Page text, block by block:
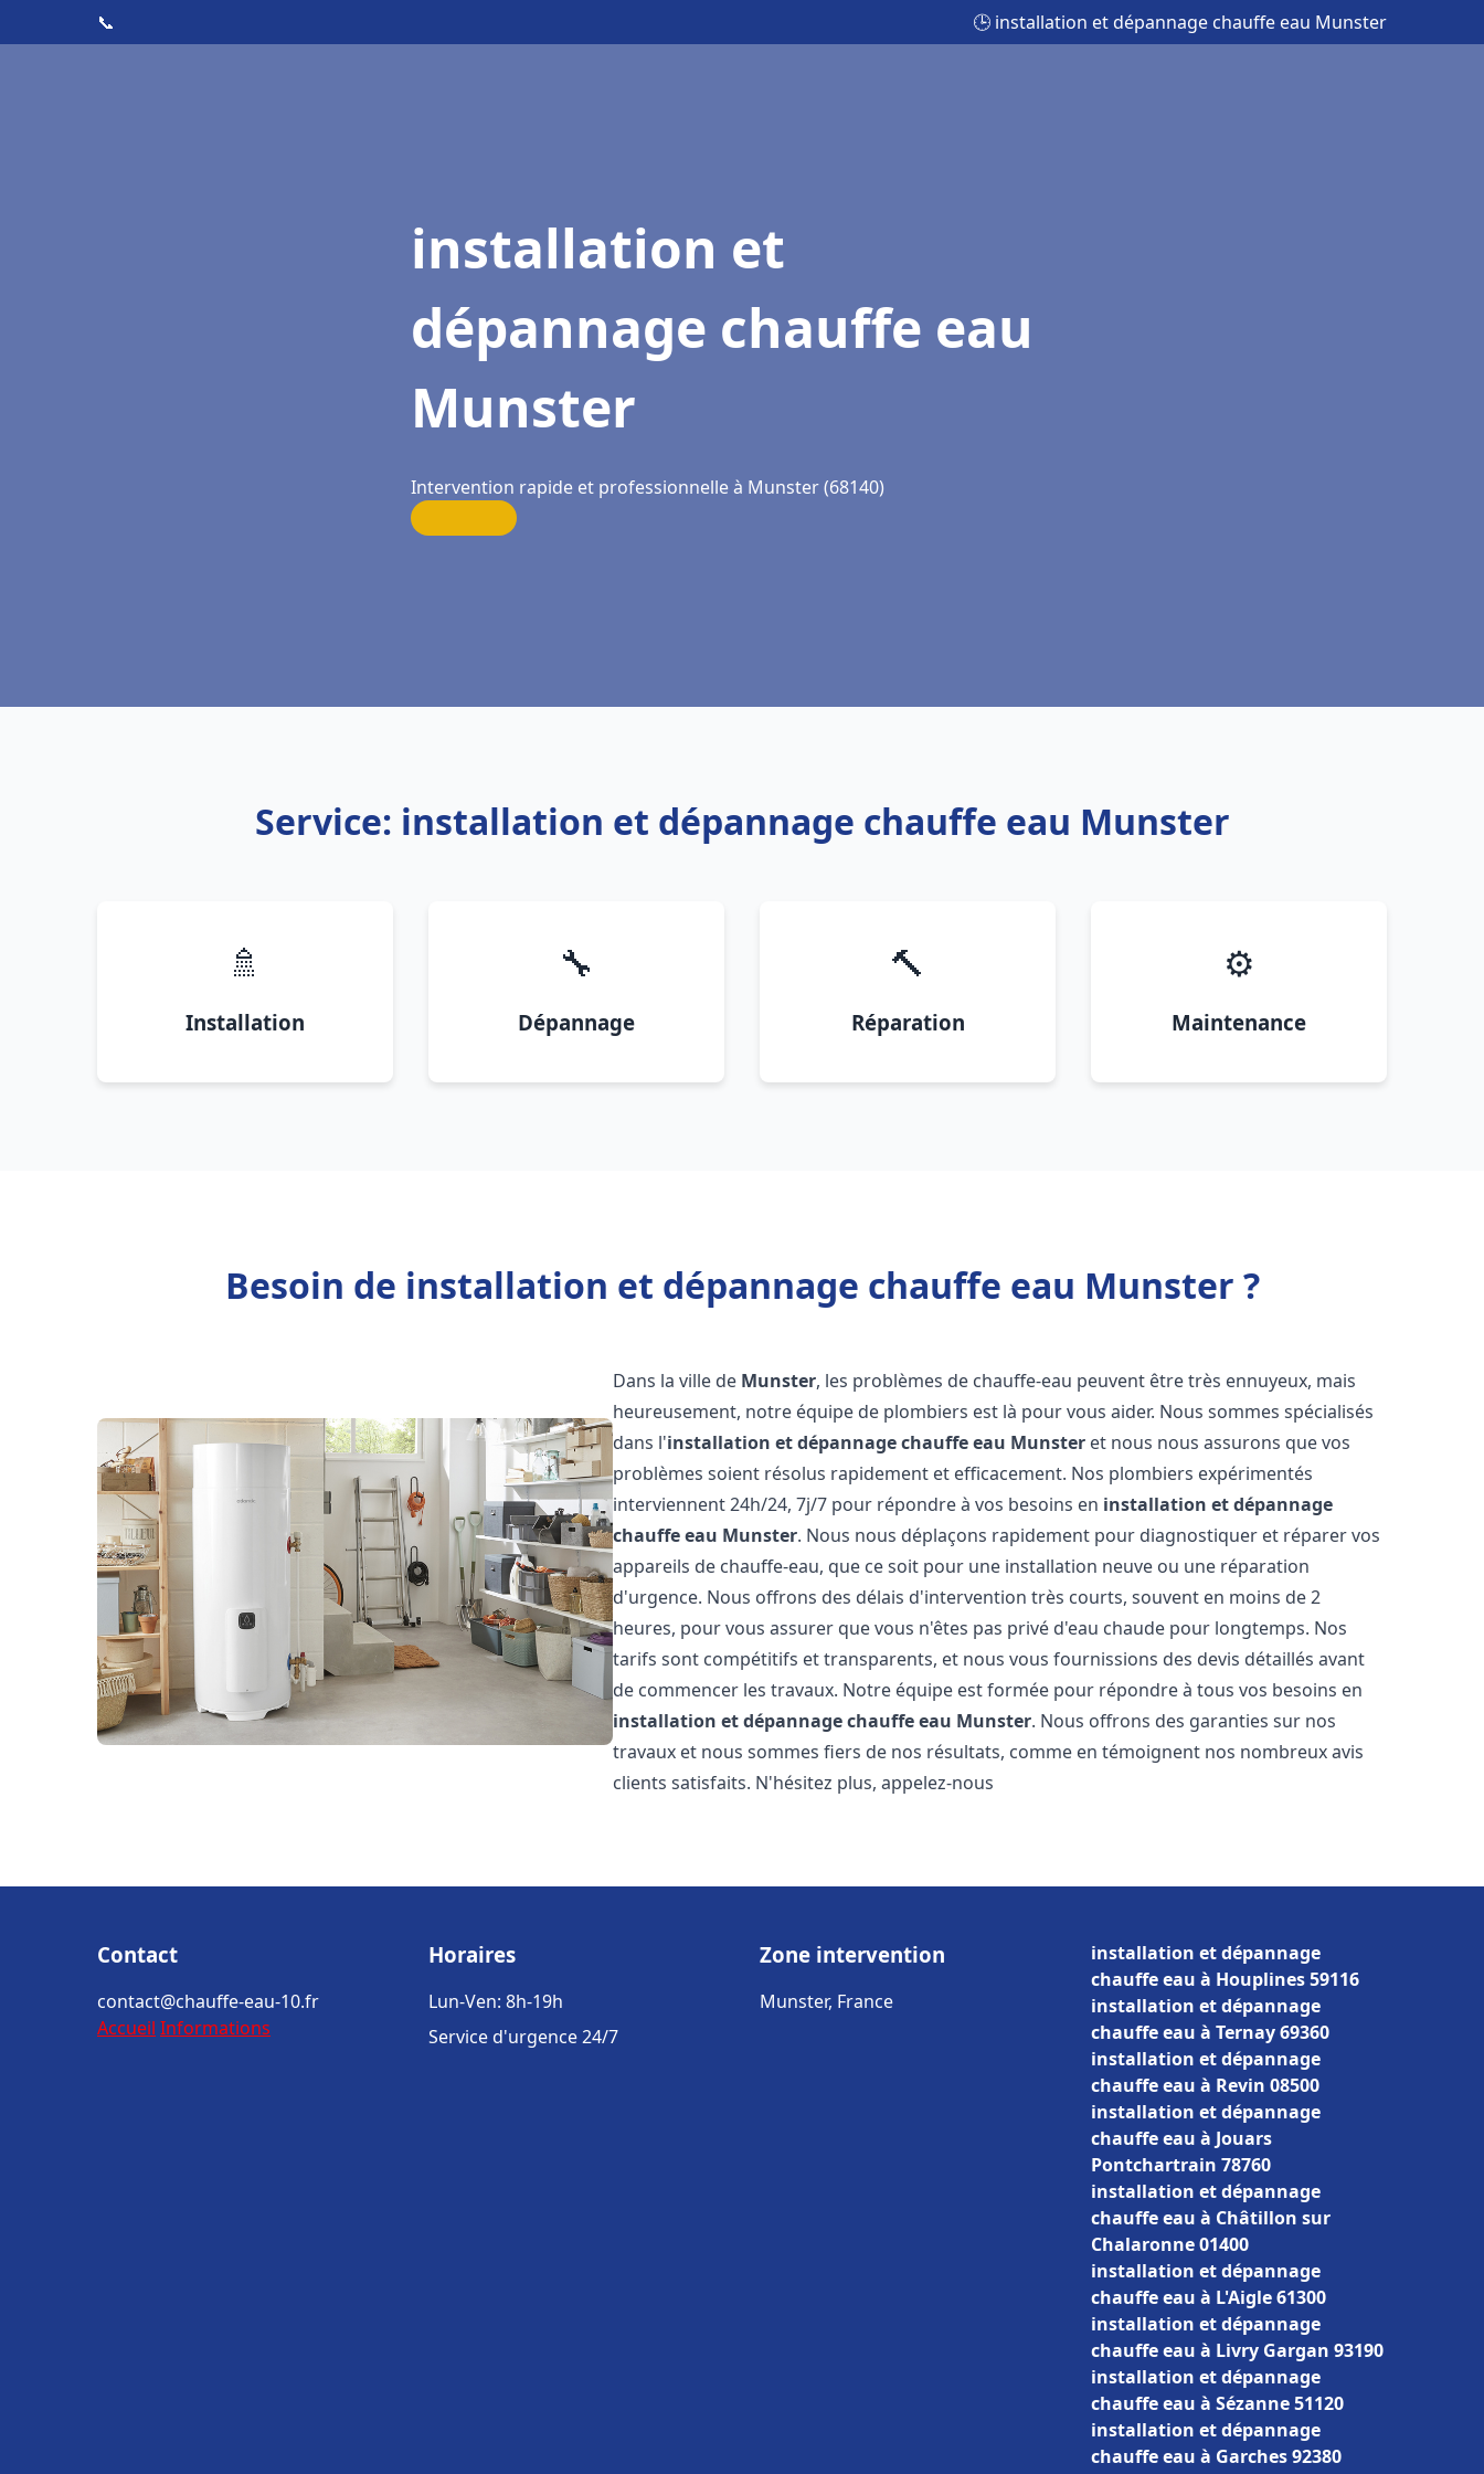
📞 🕒 installation et dépannage chauffe eau Munster
installation et
dépannage chauffe eau
Munster
Intervention rapide et professionnelle à Munster (68140)
Service: installation et dépannage chauffe eau Munster
🚿
Installation
🔧
Dépannage
🔨
Réparation
⚙️
Maintenance
Besoin de installation et dépannage chauffe eau Munster ?
Dans la ville de Munster, les problèmes de chauffe-eau peuvent être très ennuyeux, mais
heureusement, notre équipe de plombiers est là pour vous aider. Nous sommes spécialisés
dans l'installation et dépannage chauffe eau Munster et nous nous assurons que vos
problèmes soient résolus rapidement et efficacement. Nos plombiers expérimentés
interviennent 24h/24, 7j/7 pour répondre à vos besoins en installation et dépannage
chauffe eau Munster. Nous nous déplaçons rapidement pour diagnostiquer et réparer vos
appareils de chauffe-eau, que ce soit pour une installation neuve ou une réparation
d'urgence. Nous offrons des délais d'intervention très courts, souvent en moins de 2
heures, pour vous assurer que vous n'êtes pas privé d'eau chaude pour longtemps. Nos
tarifs sont compétitifs et transparents, et nous vous fournissions des devis détaillés avant
de commencer les travaux. Notre équipe est formée pour répondre à tous vos besoins en
installation et dépannage chauffe eau Munster. Nous offrons des garanties sur nos
travaux et nous sommes fiers de nos résultats, comme en témoignent nos nombreux avis
clients satisfaits. N'hésitez plus, appelez-nous
Contact
contact@chauffe-eau-10.fr
Accueil Informations
Horaires
Lun-Ven: 8h-19h
Service d'urgence 24/7
Zone intervention
Munster, France
installation et dépannage
chauffe eau à Houplines 59116
installation et dépannage
chauffe eau à Ternay 69360
installation et dépannage
chauffe eau à Revin 08500
installation et dépannage
chauffe eau à Jouars
Pontchartrain 78760
installation et dépannage
chauffe eau à Châtillon sur
Chalaronne 01400
installation et dépannage
chauffe eau à L'Aigle 61300
installation et dépannage
chauffe eau à Livry Gargan 93190
installation et dépannage
chauffe eau à Sézanne 51120
installation et dépannage
chauffe eau à Garches 92380